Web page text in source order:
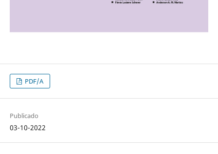
PDF/A
Publicado
03-10-2022